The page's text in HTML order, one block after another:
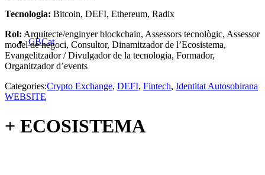
CBCat
Tecnologia: Bitcoin, DEFI, Ethereum, Radix
Rol: Arquitecte/enginyer blockchain, Assessors tecnològic, Assessor
model de negoci, Consultor, Dinamitzador de l’Ecosistema,
Evangelitzador / Divulgador de la tecnologia, Formador,
Organitzador d’events
Categories:Crypto Exchange, DEFI, Fintech, Identitat Autosobirana
WEBSITE
+ ECOSISTEMA